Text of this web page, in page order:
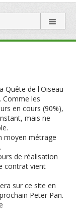
Quête de l'Oiseau
Comme les
en cours (90%),
mais ne
moyen métrage
de réalisation
contrat vient
sur ce site en
Peter Pan.